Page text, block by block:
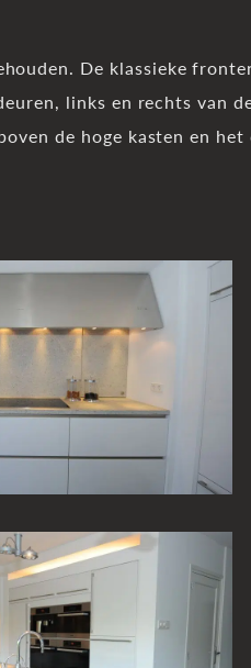
De klassieke
links en rechts van
de hoge kasten en